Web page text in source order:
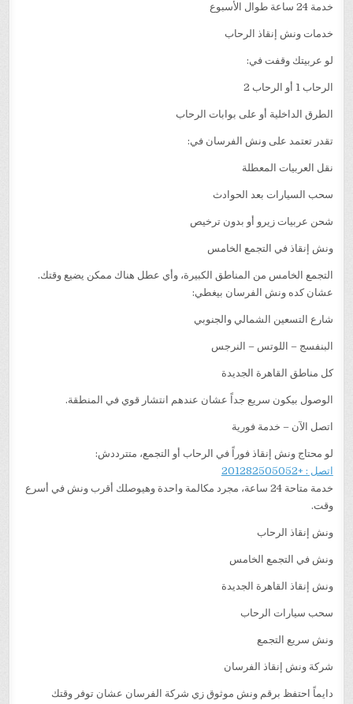
خدمة 24 ساعة طوال الأسبوع
خدمات ونش إنقاذ الرحاب
لو عربيتك وقفت في:
الرحاب 1 أو الرحاب 2
الطرق الداخلية أو على بوابات الرحاب
تقدر تعتمد على ونش الفرسان في:
نقل العربيات المعطلة
سحب السيارات بعد الحوادث
شحن عربيات زيرو أو بدون ترخيص
ونش إنقاذ في التجمع الخامس
التجمع الخامس من المناطق الكبيرة، وأي عطل هناك ممكن يضيع وقتك.
عشان كده ونش الفرسان بيغطي:
شارع التسعين الشمالي والجنوبي
البنفسج – اللوتس – النرجس
كل مناطق القاهرة الجديدة
الوصول بيكون سريع جداً عشان عندهم انتشار قوي في المنطقة.
اتصل الآن – خدمة فورية
لو محتاج ونش إنقاذ فوراً في الرحاب أو التجمع، متترددش:
اتصل : +201282505052
خدمة متاحة 24 ساعة، مجرد مكالمة واحدة وهيوصلك أقرب ونش في أسرع
وقت.
ونش إنقاذ الرحاب
ونش في التجمع الخامس
ونش إنقاذ القاهرة الجديدة
سحب سيارات الرحاب
ونش سريع التجمع
شركة ونش إنقاذ الفرسان
دايماً احتفظ برقم ونش موثوق زي شركة الفرسان عشان توفر وقتك